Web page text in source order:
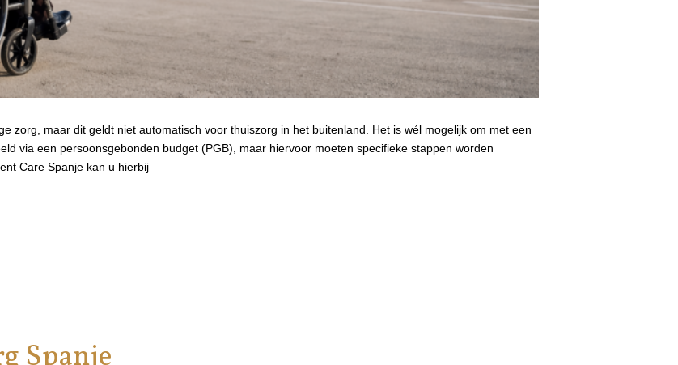
zorg, maar dit geldt niet automatisch voor thuiszorg in het buitenland. Het is wél mogelijk om met een
via een persoonsgebonden budget (PGB), maar hiervoor moeten specifieke stappen worden
Care Spanje kan u hierbij